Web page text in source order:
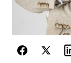
de Google